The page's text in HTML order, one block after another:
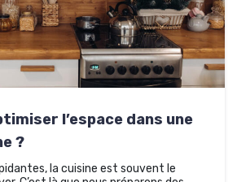
l’espace dans une
?
la cuisine est souvent le